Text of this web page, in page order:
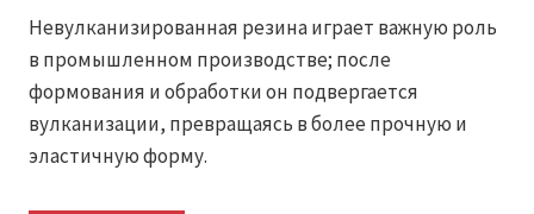
Невулканизированная резина играет важную роль
в промышленном производстве; после
формования и обработки он подвергается
вулканизации, превращаясь в более прочную и
эластичную форму.